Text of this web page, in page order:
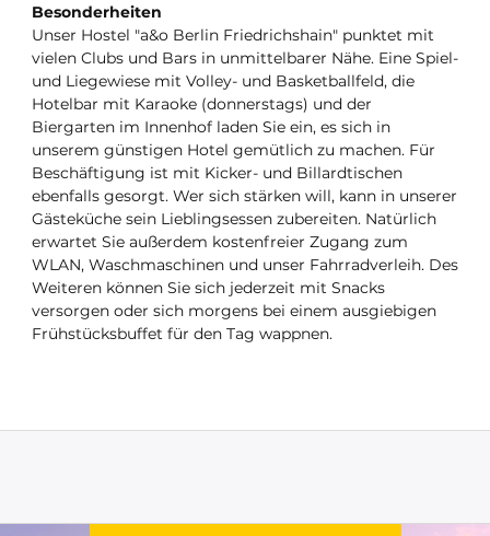
Besonderheiten
Unser Hostel "a&o Berlin Friedrichshain" punktet mit
vielen Clubs und Bars in unmittelbarer Nähe. Eine Spiel-
und Liegewiese mit Volley- und Basketballfeld, die
Hotelbar mit Karaoke (donnerstags) und der
Biergarten im Innenhof laden Sie ein, es sich in
unserem günstigen Hotel gemütlich zu machen. Für
Beschäftigung ist mit Kicker- und Billardtischen
ebenfalls gesorgt. Wer sich stärken will, kann in unserer
Gästeküche sein Lieblingsessen zubereiten. Natürlich
erwartet Sie außerdem kostenfreier Zugang zum
WLAN, Waschmaschinen und unser Fahrradverleih. Des
Weiteren können Sie sich jederzeit mit Snacks
versorgen oder sich morgens bei einem ausgiebigen
Frühstücksbuffet für den Tag wappnen.